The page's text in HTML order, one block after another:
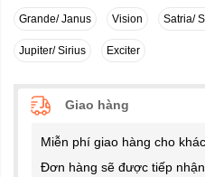
Grande/ Janus Vision Satria/
Jupiter/ Sirius Exciter
Giao hàng
Miễn phí giao hàng cho
Đơn hàng sẽ được tiếp